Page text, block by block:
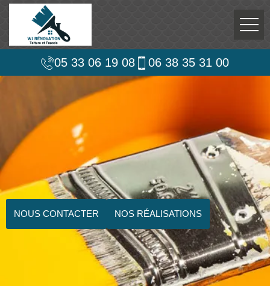
05 33 06 19 08 06 38 35 31 00
NOUS CONTACTER NOS RÉALISATIONS